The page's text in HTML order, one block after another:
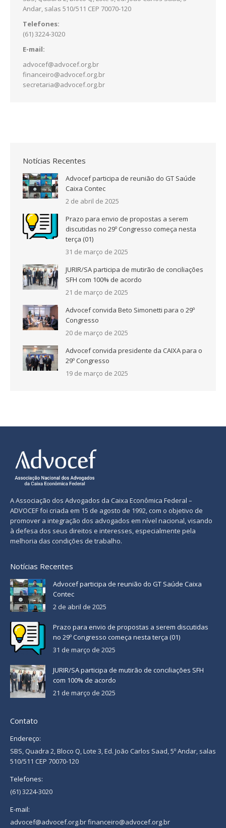
Andar, salas 510/511 CEP 70070-120
Telefones:
(61) 3224-3020
E-mail:
advocef@advocef.org.br
financeiro@advocef.org.br
secretaria@advocef.org.br
Notícias Recentes
Advocef participa de reunião do GT Saúde
Caixa Contec
2 de abril de 2025
Prazo para envio de propostas a serem
discutidas no 29º Congresso começa nesta
terça (01)
31 de março de 2025
JURIR/SA participa de mutirão de conciliações
SFH com 100% de acordo
21 de março de 2025
Advocef convida Beto Simonetti para o 29º
Congresso
20 de março de 2025
Advocef convida presidente da CAIXA para o
29º Congresso
19 de março de 2025
A Associação dos Advogados da Caixa Econômica Federal –
ADVOCEF foi criada em 15 de agosto de 1992, com o objetivo de
promover a integração dos advogados em nível nacional, visando
à defesa dos seus direitos e interesses, especialmente pela
melhoria das condições de trabalho.
Notícias Recentes
Advocef participa de reunião do GT Saúde Caixa
Contec
2 de abril de 2025
Prazo para envio de propostas a serem discutidas
no 29º Congresso começa nesta terça (01)
31 de março de 2025
JURIR/SA participa de mutirão de conciliações SFH
com 100% de acordo
21 de março de 2025
Contato
Endereço:
SBS, Quadra 2, Bloco Q, Lote 3, Ed. João Carlos Saad, 5º Andar, salas
510/511 CEP 70070-120
Telefones:
(61) 3224-3020
E-mail:
advocef@advocef.org.br financeiro@advocef.org.br